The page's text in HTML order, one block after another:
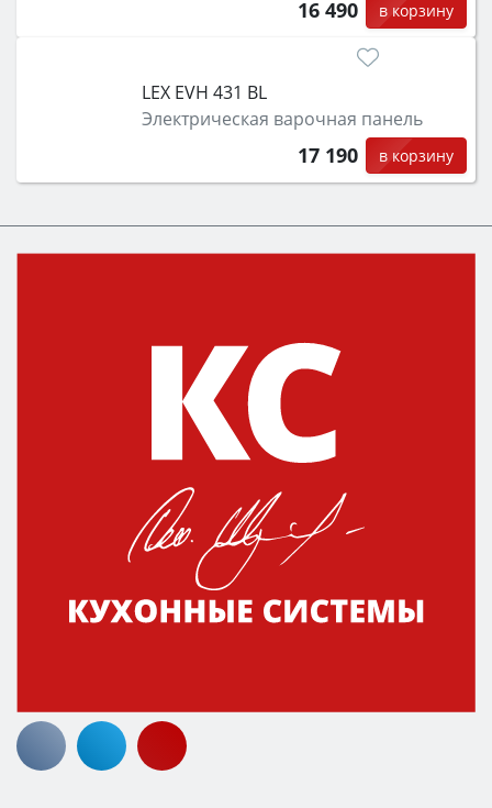
16 490 в корзину
LEX EVH 431 BL
Электрическая варочная панель
17 190 в корзину